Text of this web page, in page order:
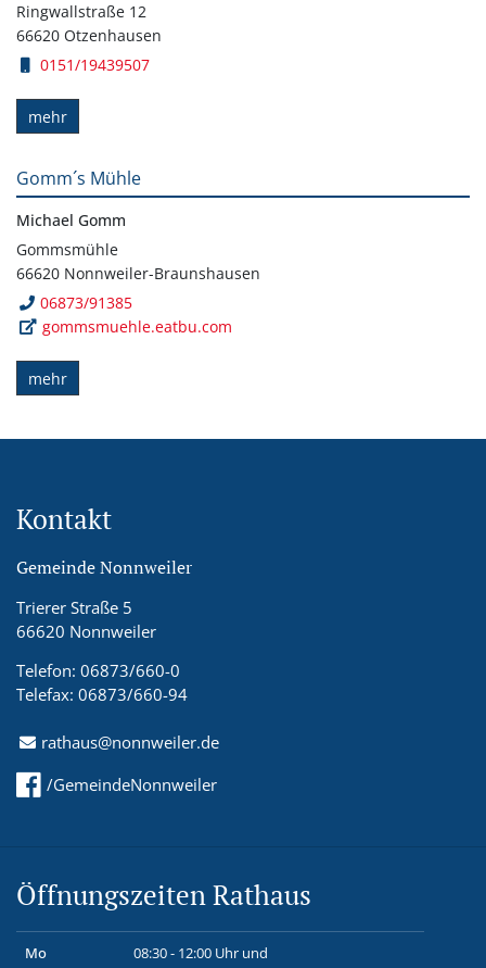
Ringwallstraße 12
66620 Otzenhausen
0151/19439507
mehr
Gomm´s Mühle
Michael Gomm
Gommsmühle
66620 Nonnweiler-Braunshausen
06873/91385
gommsmuehle.eatbu.com
mehr
Kontakt
Gemeinde Nonnweiler
Trierer Straße 5
66620 Nonnweiler
Telefon: 06873/660-0
Telefax: 06873/660-94
rathaus@nonnweiler.de
/GemeindeNonnweiler
Öffnungszeiten Rathaus
Mo
08:30 - 12:00 Uhr und